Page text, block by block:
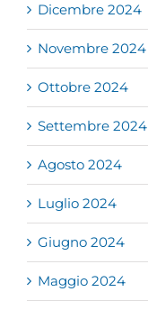
Dicembre 2024
Novembre 2024
Ottobre 2024
Settembre 2024
Agosto 2024
Luglio 2024
Giugno 2024
Maggio 2024